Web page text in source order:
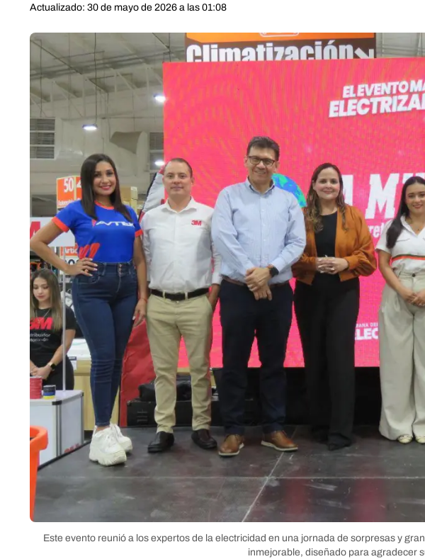
Actualizado: 30 de mayo de 2026 a las 01:08
Este evento reunió a los expertos de la electricidad en una jornada de sorpresas y
inmejorable, diseñado para agradecer